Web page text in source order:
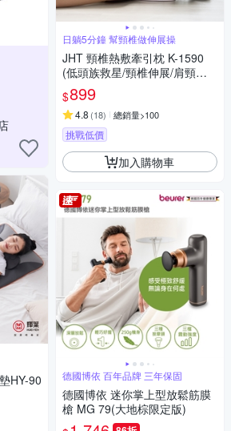
HY-90
日躺5分鐘 幫頸椎做伸展操
JHT 頸椎熱敷牽引枕 K-1590
(低頭族救星/頸椎伸展/肩頸按
摩/5段溫控)
$899
4.8 (18) 總銷量>100
挑戰低價
加入購物車
德國博依 百年品牌 三年保固
德國博依 迷你掌上型放鬆筋膜
槍 MG 79(大地棕限定版)